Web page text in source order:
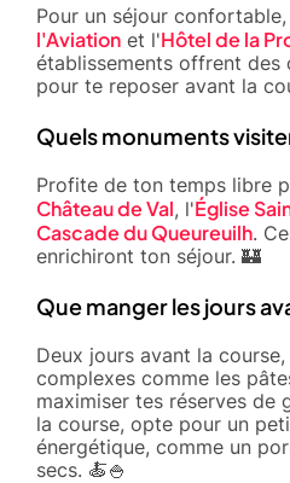
Pour un séjour
l'Aviation et l'Hôtel de la
établissements offrent
pour te reposer avant la
Quels monuments
Profite de ton temps libre
Château de Val, l'Église
Cascade du Queureuilh.
enrichiront ton séjour. 🏰
Que manger les jours
Deux jours avant la
complexes comme les
maximiser tes réserves de
la course, opte pour un
énergétique, comme un
secs. 🍝🍚